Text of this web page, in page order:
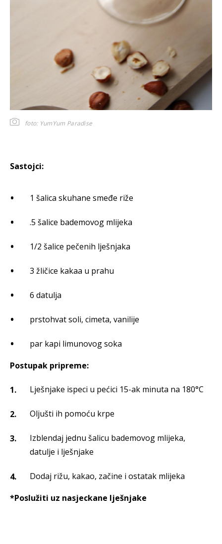
foto: YumYum Paradise
Sastojci:
1 šalica skuhane smeđe riže
.5 šalice bademovog mlijeka
1/2 šalice pečenih lješnjaka
3 žličice kakaa u prahu
6 datulja
prstohvat soli, cimeta, vanilije
par kapi limunovog soka
Postupak pripreme:
Lješnjake ispeci u pećici 15-ak minuta na 180°C
Oljušti ih pomoću krpe
Izblendaj jednu šalicu bademovog mlijeka,
datulje i lješnjake
Dodaj rižu, kakao, začine i ostatak mlijeka
*Poslužiti uz nasjeckane lješnjake